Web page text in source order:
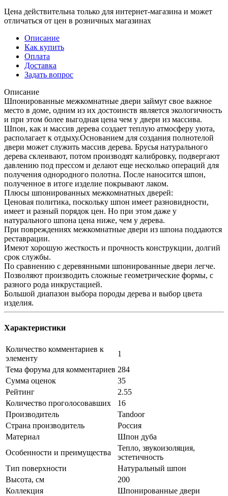
Цена действительна только для интернет-магазина и может
отличаться от цен в розничных магазинах
Описание
Как купить
Оплата
Доставка
Задать вопрос
Описание
Шпонированные межкомнатные двери займут свое важное
место в доме, одним из их достоинств является экологичность
и при этом более выгодная цена чем у двери из массива.
Шпон, как и массив дерева создает теплую атмосферу уюта,
располагает к отдыху.Основанием для создания полнотелой
двери может служить массив дерева. Брусья натурального
дерева склеивают, потом производят калибровку, подвергают
давлению под прессом и делают еще несколько операций для
получения однородного полотна. После наносится шпон,
полученное в итоге изделие покрывают лаком.
Плюсы шпонированных межкомнатных дверей:
Ценовая политика, поскольку шпон имеет разновидности,
имеет и разный порядок цен. Но при этом даже у
натурального шпона цена ниже, чем у дерева.
При повреждениях межкомнатные двери из шпона поддаются
реставрации.
Имеют хорошую жесткость и прочность конструкции, долгий
срок службы.
По сравнению с деревянными шпонированные двери легче.
Позволяют производить сложные геометрические формы, с
разного рода инкрустацией.
Большой диапазон выбора породы дерева и выбор цвета
изделия.
Характеристики
Количество комментариев к
элементу
1
Тема форума для комментариев 284
Сумма оценок
35
Рейтинг
2.55
Количество проголосовавших
16
Производитель
Tandoor
Страна производитель
Россия
Материал
Шпон дуба
Особенности и преимущества
Тепло, звукоизоляция,
эстетичность
Тип поверхности
Натуральный шпон
Высота, см
200
Коллекция
Шпонированные двери